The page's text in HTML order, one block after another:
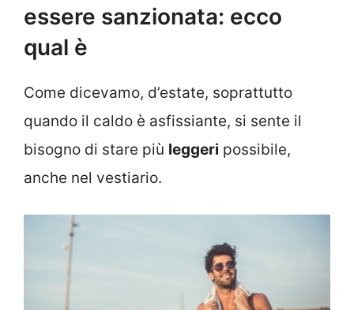
essere sanzionata: ecco
qual è
Come dicevamo, d’estate, soprattutto
quando il caldo è asfissiante, si sente il
bisogno di stare più leggeri possibile,
anche nel vestiario.